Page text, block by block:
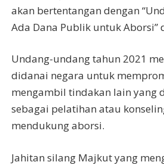
akan bertentangan dengan
Ada Dana Publik untuk Aborsi”
Undang-undang tahun 2021
didanai negara untuk
mengambil tindakan lain yang
sebagai pelatihan atau
mendukung aborsi.
Jahitan silang Majkut yang